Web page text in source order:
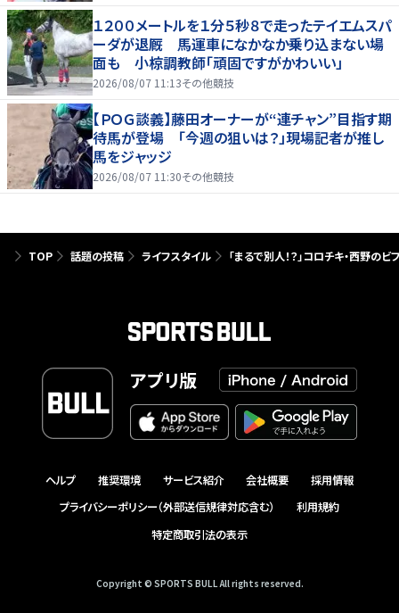
１２００メートルを１分５秒８で走ったテイエムスパ
ーダが退厩 馬運車になかなか乗り込まない場
面も 小椋調教師「頑固ですがかわいい」
2026/08/07 11:13その他競技
【ＰＯＧ談義】藤田オーナーが“連チャン”目指す期
待馬が登場 「今週の狙いは？」現場記者が推し
馬をジャッジ
2026/08/07 11:30その他競技
TOP 話題の投稿 ライフスタイル 「まるで別人！？」コロチキ・西野の
アプリ版
ヘルプ 推奨環境 サービス紹介 会社概要
採用情報
プライバシーポリシー（外部送信規律対応含む）
利用規約
特定商取引法の表示
Copyright © SPORTS BULL All rights reserved.